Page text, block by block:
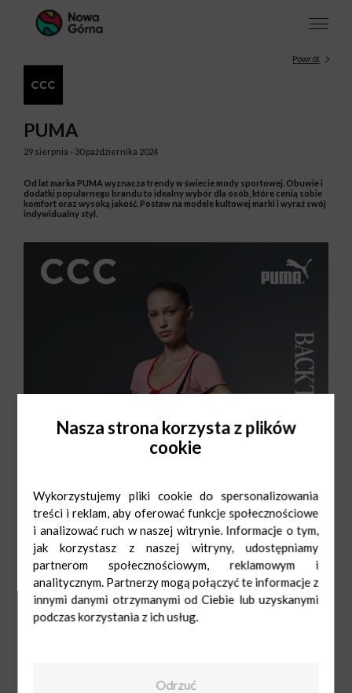
Powrót
PUMA
29 sierpnia - 30 października 2024
Od lat marka PUMA wyznacza trendy w świecie mody sportowej. Obuwie i
dodatki popularnego brandu to idealny wybór dla osób, które cenią sobie
komfort oraz wysoką jakość. Postaw na modele kultowej marki i wyraź swój
indywidualny styl.
Nasza strona korzysta z plików
cookie
Wykorzystujemy pliki cookie do spersonalizowania
treści i reklam, aby oferować funkcje społecznościowe
i analizować ruch w naszej witrynie. Informacje o tym,
jak korzystasz z naszej witryny, udostępniamy
partnerom społecznościowym, reklamowym i
analitycznym. Partnerzy mogą połączyć te informacje z
innymi danymi otrzymanymi od Ciebie lub uzyskanymi
podczas korzystania z ich usług.
Odrzuć